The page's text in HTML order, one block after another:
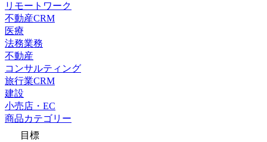
リモートワーク
不動産CRM
医療
法務業務
不動産
コンサルティング
旅行業CRM
建設
小売店・EC
商品カテゴリー
目標